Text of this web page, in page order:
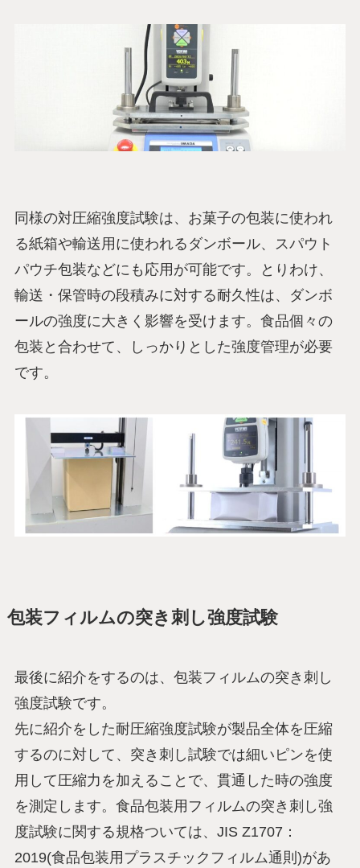
同様の対圧縮強度試験は、お菓子の包装に使われ
る紙箱や輸送用に使われるダンボール、スパウト
パウチ包装などにも応用が可能です。とりわけ、
輸送・保管時の段積みに対する耐久性は、ダンボ
ールの強度に大きく影響を受けます。食品個々の
包装と合わせて、しっかりとした強度管理が必要
です。
包装フィルムの突き刺し強度試験
最後に紹介をするのは、包装フィルムの突き刺し
強度試験です。
先に紹介をした耐圧縮強度試験が製品全体を圧縮
するのに対して、突き刺し試験では細いピンを使
用して圧縮力を加えることで、貫通した時の強度
を測定します。食品包装用フィルムの突き刺し強
度試験に関する規格ついては、JIS Z1707：
2019(食品包装用プラスチックフィルム通則)があ